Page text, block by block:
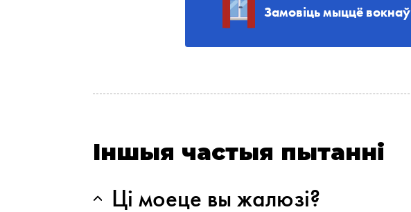
Замовіць мыццё вокнаў
Іншыя частыя пытанні
Ці моеце вы жалюзі?